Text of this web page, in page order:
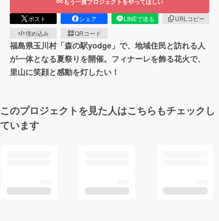
ポスト シェア LINEで送る
URLコピー
埋め込み
QRコード
福島県玉川村「森の駅yodge」で、地域住民と訪れる人
が一体となる夏祭りを開催。フィナーレを飾る花火で、
里山に笑顔と感動を灯したい！
このプロジェクトを見た人はこちらもチェックし
ています